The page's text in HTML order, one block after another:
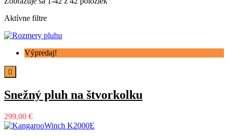
Aktívne filtre
Výpredaj!

Snežný pluh na štvorkolku
299,00 €